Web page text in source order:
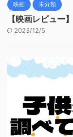
映画 未分類
【映画レビュー
2023/12/5